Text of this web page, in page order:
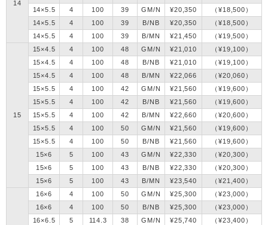
14
14×5.5
4 100 39 GM/N ¥20,350
（¥18,500）
14×5.5
4 100 39 B/NB ¥20,350
（¥18,500）
14×5.5
4 100 39 B/MN ¥21,450 （¥19,500）
15
15×4.5 4 100 48 GM/N ¥21,010
（¥19,100）
15×4.5
4 100 48 B/NB ¥21,010
（¥19,100）
15×4.5
4 100 48 B/MN ¥22,066
（¥20,060）
15×5.5
4 100 42 GM/N ¥21,560
（¥19,600）
15×5.5
4 100 42 B/NB ¥21,560
（¥19,600）
15×5.5
4 100 42 B/MN ¥22,660
（¥20,600）
15×5.5
4 100 50 GM/N ¥21,560
（¥19,600）
15×5.5
4 100 50 B/NB ¥21,560
（¥19,600）
15×6
5 100 43 GM/N ¥22,330
（¥20,300）
15×6
5 100 43 B/NB ¥22,330
（¥20,300）
15×6
5 100 43 B/MN ¥23,540 （¥21,400）
16×6 4 100 50 GM/N ¥25,300
（¥23,000）
16×6
4 100 50 B/NB ¥25,300
（¥23,000）
16×6.5
5 114.3 38 GM/N ¥25,740
（¥23,400）